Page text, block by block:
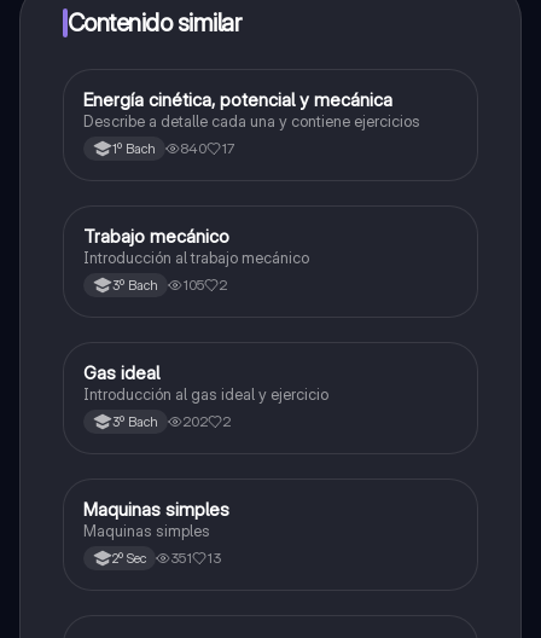
a determinadas funciones.
Contenido similar
EFísica
Energía cinética, potencial y mecánica
Describe a detalle cada una y contiene ejercicios
1º Bach 840 17
Física
Trabajo mecánico
Introducción al trabajo mecánico
3º Bach 105 2
Física
Gas ideal
Introducción al gas ideal y ejercicio
3º Bach 202 2
MFísica
Maquinas simples
Maquinas simples
2º Sec 351 13